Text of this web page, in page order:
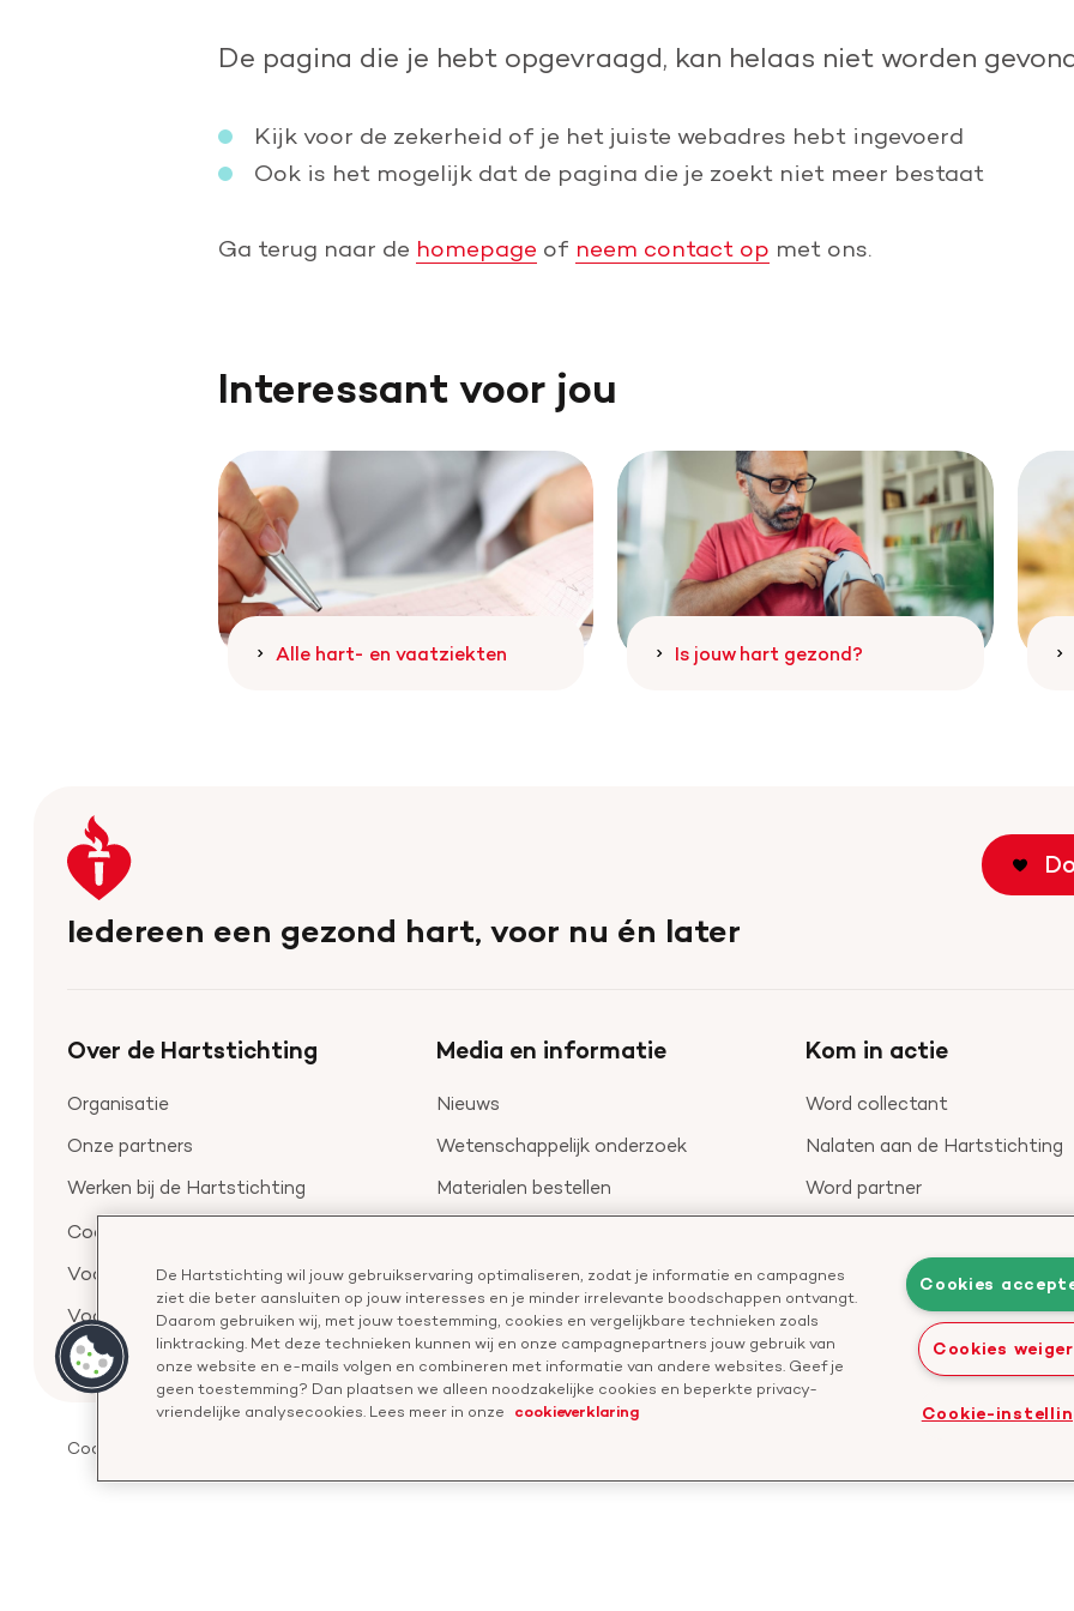
Geef periodiek Word burgerhulpverlener
De pagina die je hebt opgevraagd, kan helaas niet worden
Kijk voor de zekerheid of je het juiste webadres hebt ingevoerd
Ook is het mogelijk dat de pagina die je zoekt niet meer bestaat
Ga terug naar de homepage of neem contact op met ons.
Interessant voor jou
Alle hart- en vaatziekten Is jouw hart gezond?
Keer
terug
naar
de
Iedereen een gezond hart, voor nu én later
Over de Hartstichting
Organisatie
Onze partners
Werken bij de Hartstichting
Cookie-instellingen
Voor de pers
Voor de wetenschappers
Media en informatie
Nieuws
Wetenschappelijk onderzoek
Materialen bestellen
Kom in actie
Word collectant
Nalaten aan de Hartstichting
Word partner
Geef ter nagedachtenis
Start een actie
Cookies
De Hartstichting wil jouw gebruikservaring optimaliseren, zodat je informatie en campagnes
ziet die beter aansluiten op jouw interesses en je minder irrelevante boodschappen ontvangt.
Daarom gebruiken wij, met jouw toestemming, cookies en vergelijkbare technieken zoals
linktracking. Met deze technieken kunnen wij en onze campagnepartners jouw gebruik van
onze website en e-mails volgen en combineren met informatie van andere websites. Geef je
geen toestemming? Dan plaatsen we alleen noodzakelijke cookies en beperkte privacy-
vriendelijke analysecookies. Lees meer in onze
cookieverklaring
Cookies
Cookies
Cookie-